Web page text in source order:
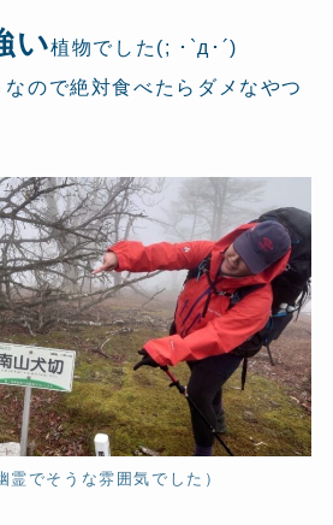
い植物でした(; ･`д･´)
ので絶対食べたらダメなやつ
霊でそうな雰囲気でした）